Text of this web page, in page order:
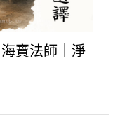
寶法師｜淨